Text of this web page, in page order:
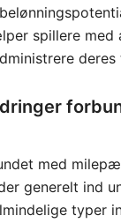
spillere med
med
generelt ind
typer